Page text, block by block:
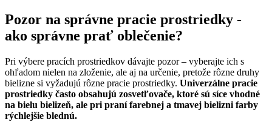
Pozor na správne pracie prostriedky -
ako správne prať oblečenie?
Pri výbere pracích prostriedkov dávajte pozor – vyberajte ich s
ohľadom nielen na zloženie, ale aj na určenie, pretože rôzne druhy
bielizne si vyžadujú rôzne pracie prostriedky. Univerzálne pracie
prostriedky často obsahujú zosvetľovače, ktoré sú síce vhodné
na bielu bielizeň, ale pri praní farebnej a tmavej bielizni farby
rýchlejšie blednú.